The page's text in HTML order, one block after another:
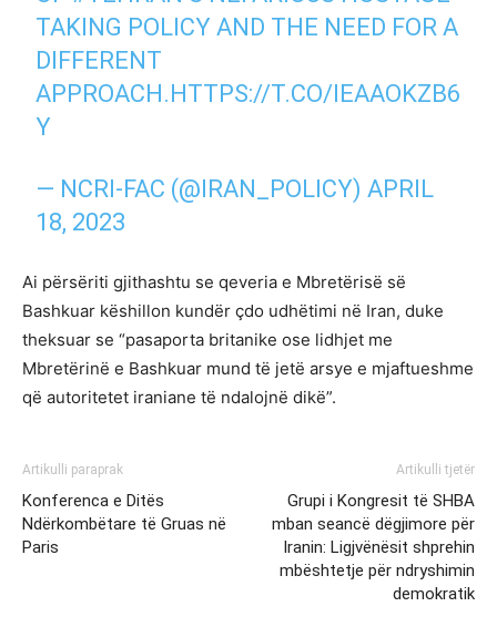
TAKING POLICY AND THE NEED FOR A
DIFFERENT
APPROACH.HTTPS://T.CO/IEAAOKZB6
Y
— NCRI-FAC (@IRAN_POLICY)APRIL
18, 2023
Ai përsëriti gjithashtu se qeveria e Mbretërisë së
Bashkuar këshillon kundër çdo udhëtimi në Iran, duke
theksuar se “pasaporta britanike ose lidhjet me
Mbretërinë e Bashkuar mund të jetë arsye e mjaftueshme
që autoritetet iraniane të ndalojnë dikë”.
Artikulli paraprak
Konferenca e Ditës
Ndërkombëtare të Gruas në
Paris
Artikulli tjetër
Grupi i Kongresit të SHBA
mban seancë dëgjimore për
Iranin: Ligjvënësit shprehin
mbështetje për ndryshimin
demokratik